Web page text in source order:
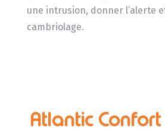
une intrusion, donner l’alerte
cambriolage.
Atlantic Confort